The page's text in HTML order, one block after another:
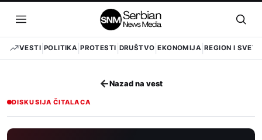
sadržaj
Otvori
meni
VESTI POLITIKA PROTESTI DRUŠTVO EKONOMIJA REGION I SVET
←Nazad na vest
DISKUSIJA ČITALACA